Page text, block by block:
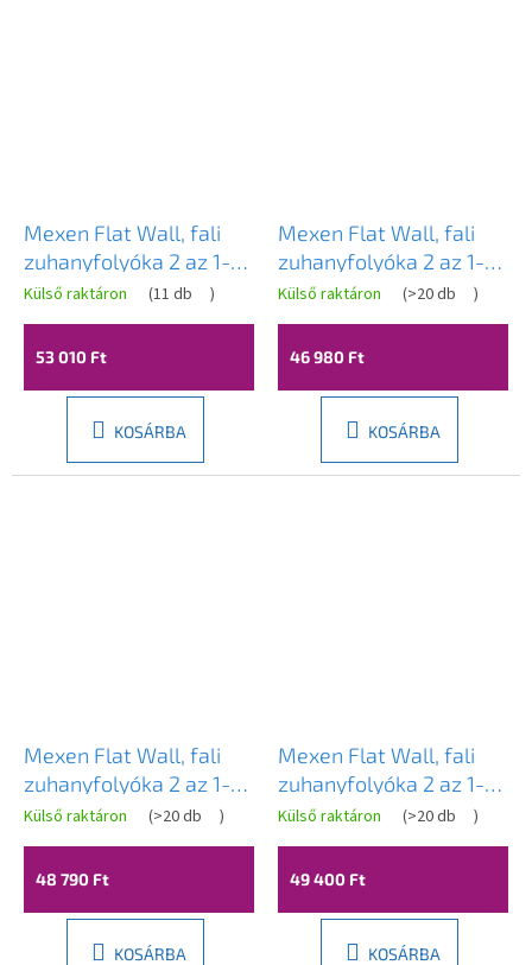
Mexen Flat Wall, fali
zuhanyfolyóka 2 az 1-
ben, 120 cm,
szálcsiszolt grafit,
1E30120
Külső raktáron (11 db )
53 010 Ft
KOSÁRBA
Mexen Flat Wall, fali
zuhanyfolyóka 2 az 1-
ben, 110 cm, matt arany,
1A30110
Külső raktáron (>20 db )
46 980 Ft
KOSÁRBA
Mexen Flat Wall, fali
zuhanyfolyóka 2 az 1-
ben, 110 cm, rozéarany,
1630110
Külső raktáron (>20 db )
48 790 Ft
KOSÁRBA
Mexen Flat Wall, fali
zuhanyfolyóka 2 az 1-
ben, 110 cm, matt réz,
1C30110
Külső raktáron (>20 db )
49 400 Ft
KOSÁRBA